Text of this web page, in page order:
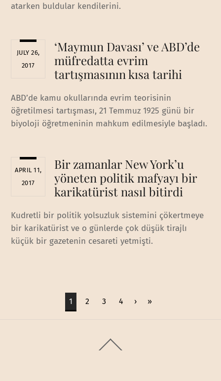
atarken buldular kendilerini.
JULY 26,
2017
‘Maymun Davası’ ve ABD’de
müfredatta evrim
tartışmasının kısa tarihi
ABD’de kamu okullarında evrim teorisinin
öğretilmesi tartışması, 21 Temmuz 1925 günü bir
biyoloji öğretmeninin mahkum edilmesiyle başladı.
APRIL 11,
2017
Bir zamanlar New York’u
yöneten politik mafyayı bir
karikatürist nasıl bitirdi
Kudretli bir politik yolsuzluk sistemini çökertmeye
bir karikatürist ve o günlerde çok düşük tirajlı
küçük bir gazetenin cesareti yetmişti.
1 2 3 4 › »
To